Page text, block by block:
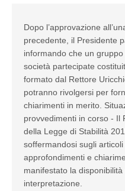
Dopo l’approvazione
precedente, il Presidente
informando che un
società partecipate
formato dal Rettore
potranno rivolgersi per
chiarimenti in merito.
provvedimenti in corso - Il
della Legge di Stabilità
soffermandosi sugli
approfondimenti e
manifestato la
interpretazione.